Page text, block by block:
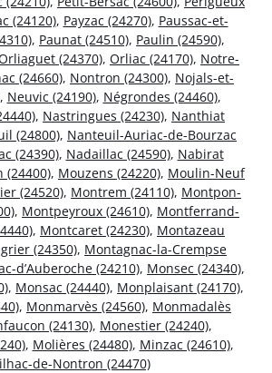
(24120), Payzac (24270), Paussac-et-
, Paunat (24510), Paulin (24590),
(24370), Orliac (24170), Notre-
(24660), Nontron (24300), Nojals-et-
, Neuvic (24190), Négrondes (24460),
, Nastringues (24230), Nanthiat
(24800), Nanteuil-Auriac-de-Bourzac
(24390), Nadaillac (24590), Nabirat
(24400), Mouzens (24220), Moulin-Neuf
(24520), Montrem (24110), Montpon-
, Montpeyroux (24610), Montferrand-
, Montcaret (24230), Montazeau
(24350), Montagnac-la-Crempse
d’Auberoche (24210), Monsec (24340),
, Monsac (24440), Monplaisant (24170),
, Monmarvès (24560), Monmadalès
(24130), Monestier (24240),
, Molières (24480), Minzac (24610),
de-Nontron (24470)